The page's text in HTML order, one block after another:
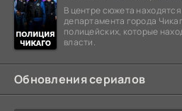
В центре сюжета
департамента города
полицейских, которые
власти.
Обновления сериалов